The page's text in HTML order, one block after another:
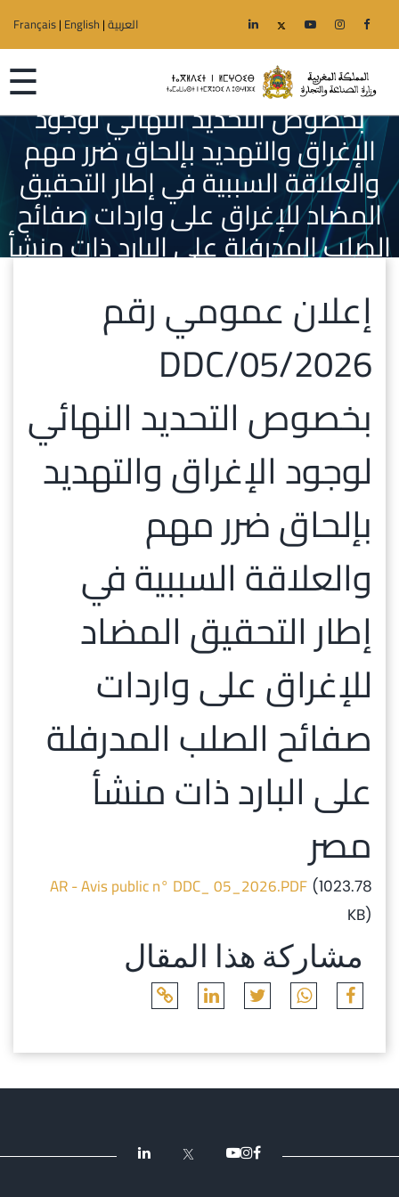
العربية|
Français| English
☰
الرئيسية
الوزارة
الجهوية
خدمات
اشعارات
مركز
الإعلام
الإتصال
إعلان عمومي رقم DDC/05/2026
بخصوص التحديد النهائي لوجود
الإغراق والتهديد بإلحاق ضرر مهم
والعلاقة السببية في إطار التحقيق
المضاد للإغراق على واردات صفائح
الصلب المدرفلة على البارد ذات منشأ
إعلان عمومي رقم
DDC/05/2026
بخصوص التحديد النهائي
لوجود الإغراق والتهديد
بإلحاق ضرر مهم
والعلاقة السببية في
إطار التحقيق المضاد
للإغراق على واردات
صفائح الصلب المدرفلة
على البارد ذات منشأ
مصر
AR - Avis public n° DDC_ 05_2026.PDF (1023.78
KB)
مشاركة هذا المقال